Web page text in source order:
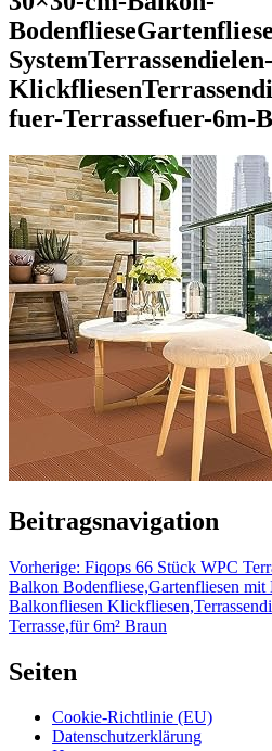
fuer-Terrassefuer-6m-
Beitragsnavigation
Vorherige: Fiqops 66 Stück WPC
Balkon Bodenfliese,Gartenfliesen mit
Balkonfliesen
Terrasse,für 6m² Braun
Seiten
Cookie-Richtlinie (EU)
Datenschutzerklärung